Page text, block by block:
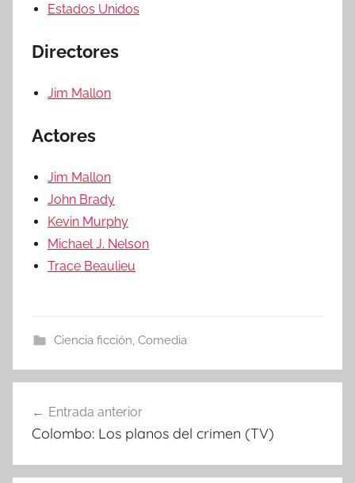
Estados Unidos
Directores
Jim Mallon
Actores
Jim Mallon
John Brady
Kevin Murphy
Michael J. Nelson
Trace Beaulieu
Ciencia ficción, Comedia
Navegación
de
entradas
Entrada anterior
Colombo: Los planos del crimen (TV)